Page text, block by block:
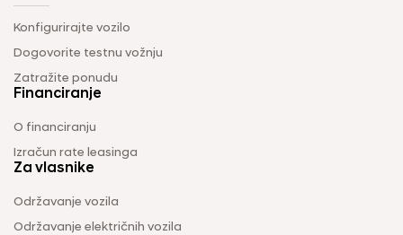
Konfigurirajte vozilo
Dogovorite testnu vožnju
Zatražite ponudu
Financiranje
O financiranju
Izračun rate leasinga
Za vlasnike
Održavanje vozila
Održavanje električnih vozila